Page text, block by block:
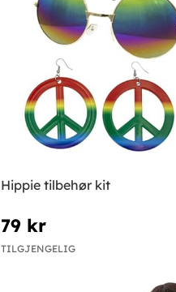
Hippie tilbehør kit
79 kr
TILGJENGELIG